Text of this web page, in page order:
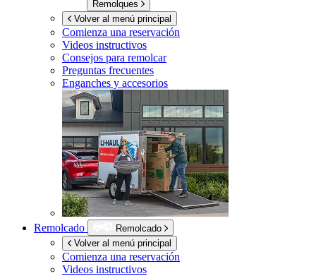
Remolques
Volver al menú principal
Comienza una reservación
Videos instructivos
Consejos para remolcar
Preguntas frecuentes
Enganches y accesorios
Remolcado
Remolcado
Volver al menú principal
Comienza una reservación
Videos instructivos